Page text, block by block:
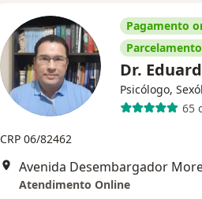
Pagamento
Dr.
Psicólogo,
65
CRP 06/82462
Atendimento Online